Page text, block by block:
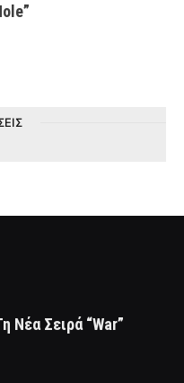
Νέα Σειρά “War”